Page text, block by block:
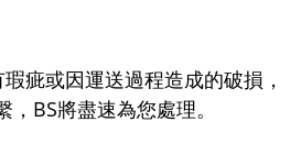
疵或因運送過程造成的破損，
BS將盡速為您處理。